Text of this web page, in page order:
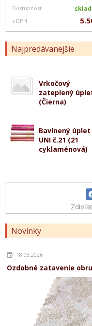
Dostupnosť
s DPH
Najpredávanejšie
Vrkočový
zateplený
(Čierna)
Bavlnený úplet
UNI č.21 (21
cyklaménová)
Novinky
18.03.2026
Ozdobné zatavenie